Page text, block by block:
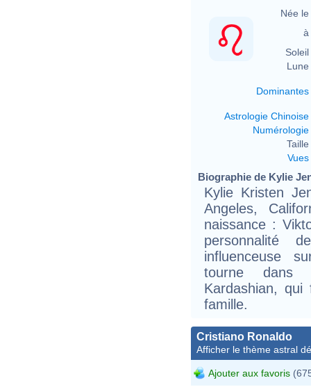
Née le
à
Soleil
Lune
Dominantes
Astrologie Chinoise
Numérologie
Taille
Vues
Biographie de Kylie
Kylie Kristen
Angeles,
naissance :
personnalité
influenceuse
tourne dans
Kardashian,
famille.
Cristiano Ronaldo
Afficher le thème astral
Ajouter aux favoris